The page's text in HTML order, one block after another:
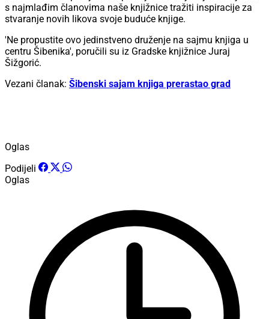
s najmlađim članovima naše knjižnice tražiti inspiracije za
stvaranje novih likova svoje buduće knjige.
'Ne propustite ovo jedinstveno druženje na sajmu knjiga u
centru Šibenika', poručili su iz Gradske knjižnice Juraj
Šižgorić.
Vezani članak: Šibenski sajam knjiga prerastao grad
Oglas
Podijeli
Oglas